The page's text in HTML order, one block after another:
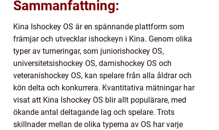
Sammanfattning:
Kina Ishockey OS är en spännande plattform som
främjar och utvecklar ishockeyn i Kina. Genom olika
typer av turneringar, som juniorishockey OS,
universitetsishockey OS, damishockey OS och
veteranishockey OS, kan spelare från alla åldrar och
kön delta och konkurrera. Kvantitativa mätningar har
visat att Kina Ishockey OS blir allt populärare, med
ökande antal deltagande lag och spelare. Trots
skillnader mellan de olika typerna av OS har varje